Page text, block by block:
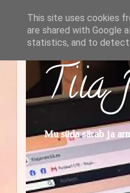
Tiia
Mu süda särab ja
This site uses cookies
are shared with Google
statistics, and to detect